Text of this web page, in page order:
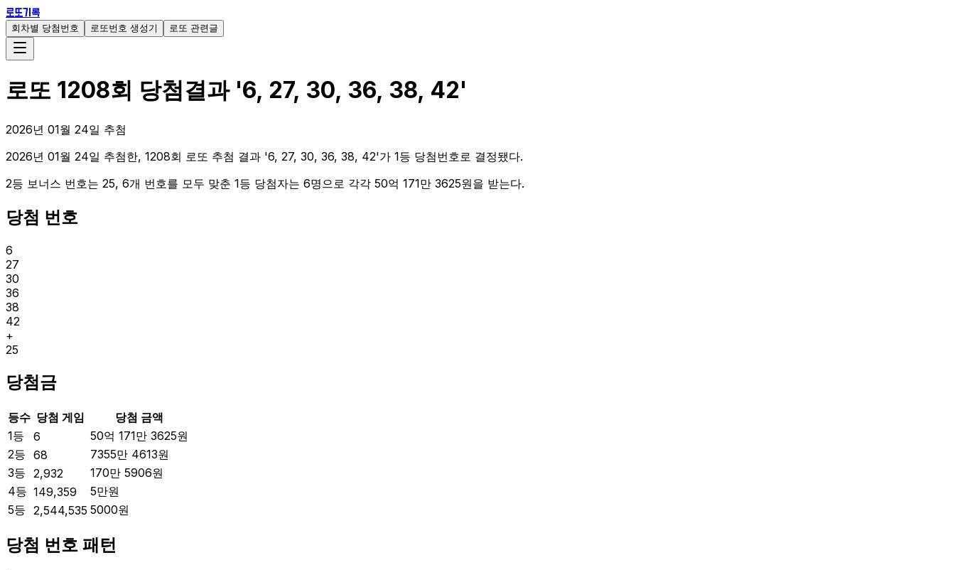
로또기록
회차별 당첨번호 로또번호 생성기 로또 관련글
로또 1208회 당첨결과'6, 27, 30, 36, 38, 42'
2026년 01월 24일 추첨
2026년 01월 24일 추첨한, 1208회 로또 추첨 결과 '6, 27, 30, 36, 38, 42'가 1등 당첨번호로 결정됐다.
2등 보너스 번호는 25, 6개 번호를 모두 맞춘 1등 당첨자는 6명으로 각각 50억 171만 3625원을 받는다.
당첨 번호
6
27
30
36
38
42
+
25
당첨금
등수 당첨 게임
당첨 금액
1등
6 50억 171만 3625원
2등 68 7355만 4613원
3등 2,932 170만 5906원
4등 149,359 5만원
5등 2,544,535 5000원
당첨 번호 패턴